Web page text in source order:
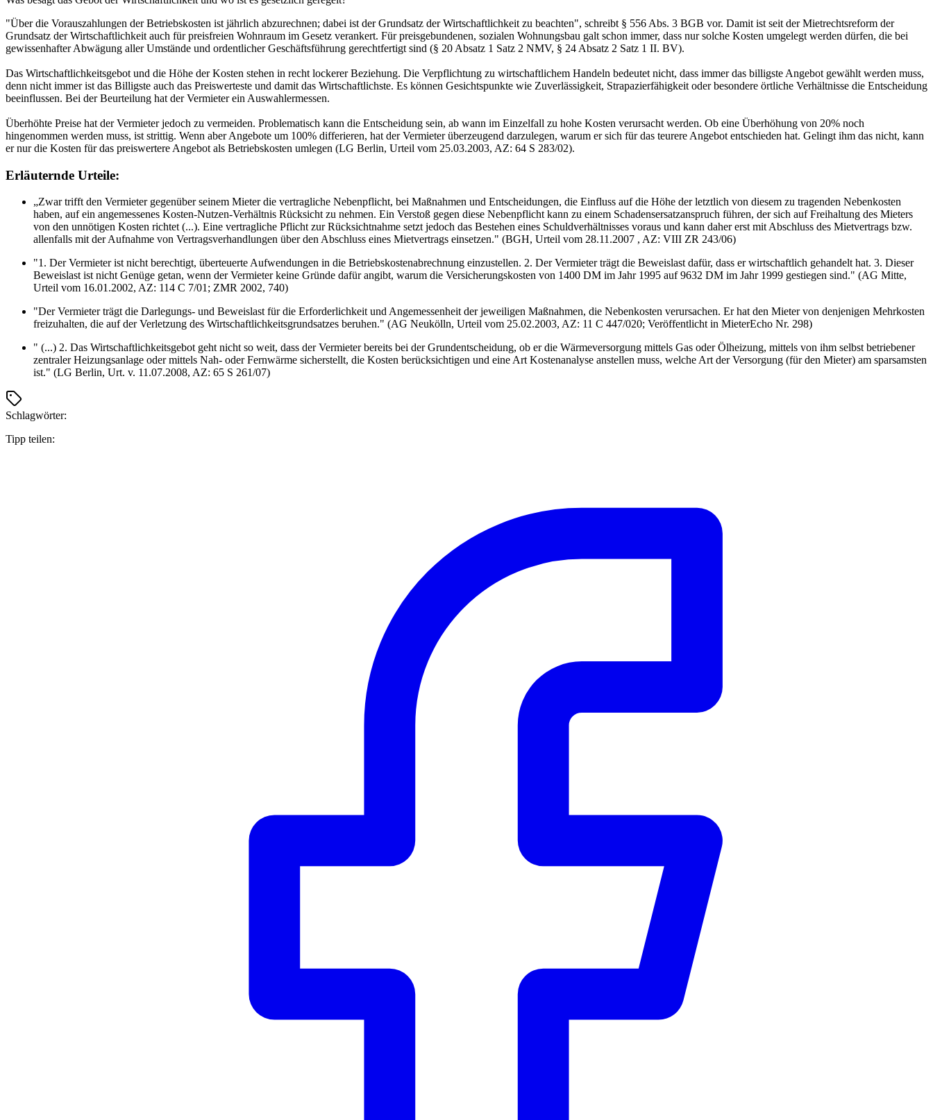
"Über die Vorauszahlungen der Betriebskosten ist jährlich abzurechnen; dabei ist der Grundsatz der Wirtschaftlichkeit zu beachten", schreibt § 556 Abs. 3 BGB vor. Damit ist seit der Mietrechtsreform der
Grundsatz der Wirtschaftlichkeit auch für preisfreien Wohnraum im Gesetz verankert. Für preisgebundenen, sozialen Wohnungsbau galt schon immer, dass nur solche Kosten umgelegt werden dürfen, die bei
gewissenhafter Abwägung aller Umstände und ordentlicher Geschäftsführung gerechtfertigt sind (§ 20 Absatz 1 Satz 2 NMV, § 24 Absatz 2 Satz 1 II. BV).
Das Wirtschaftlichkeitsgebot und die Höhe der Kosten stehen in recht lockerer Beziehung. Die Verpflichtung zu wirtschaftlichem Handeln bedeutet nicht, dass immer das billigste Angebot gewählt werden muss,
denn nicht immer ist das Billigste auch das Preiswerteste und damit das Wirtschaftlichste. Es können Gesichtspunkte wie Zuverlässigkeit, Strapazierfähigkeit oder besondere örtliche Verhältnisse die Entscheidung
beeinflussen. Bei der Beurteilung hat der Vermieter ein Auswahlermessen.
Überhöhte Preise hat der Vermieter jedoch zu vermeiden. Problematisch kann die Entscheidung sein, ab wann im Einzelfall zu hohe Kosten verursacht werden. Ob eine Überhöhung von 20% noch
hingenommen werden muss, ist strittig. Wenn aber Angebote um 100% differieren, hat der Vermieter überzeugend darzulegen, warum er sich für das teurere Angebot entschieden hat. Gelingt ihm das nicht, kann
er nur die Kosten für das preiswertere Angebot als Betriebskosten umlegen (LG Berlin, Urteil vom 25.03.2003, AZ: 64 S 283/02).
Erläuternde Urteile:
„Zwar trifft den Vermieter gegenüber seinem Mieter die vertragliche Nebenpflicht, bei Maßnahmen und Entscheidungen, die Einfluss auf die Höhe der letztlich von diesem zu tragenden Nebenkosten
haben, auf ein angemessenes Kosten-Nutzen-Verhältnis Rücksicht zu nehmen. Ein Verstoß gegen diese Nebenpflicht kann zu einem Schadensersatzanspruch führen, der sich auf Freihaltung des Mieters
von den unnötigen Kosten richtet (...). Eine vertragliche Pflicht zur Rücksichtnahme setzt jedoch das Bestehen eines Schuldverhältnisses voraus und kann daher erst mit Abschluss des Mietvertrags bzw.
allenfalls mit der Aufnahme von Vertragsverhandlungen über den Abschluss eines Mietvertrags einsetzen." (BGH, Urteil vom 28.11.2007 , AZ: VIII ZR 243/06)
"1. Der Vermieter ist nicht berechtigt, überteuerte Aufwendungen in die Betriebskostenabrechnung einzustellen. 2. Der Vermieter trägt die Beweislast dafür, dass er wirtschaftlich gehandelt hat. 3. Dieser
Beweislast ist nicht Genüge getan, wenn der Vermieter keine Gründe dafür angibt, warum die Versicherungskosten von 1400 DM im Jahr 1995 auf 9632 DM im Jahr 1999 gestiegen sind." (AG Mitte,
Urteil vom 16.01.2002, AZ: 114 C 7/01; ZMR 2002, 740)
"Der Vermieter trägt die Darlegungs- und Beweislast für die Erforderlichkeit und Angemessenheit der jeweiligen Maßnahmen, die Nebenkosten verursachen. Er hat den Mieter von denjenigen Mehrkosten
freizuhalten, die auf der Verletzung des Wirtschaftlichkeitsgrundsatzes beruhen." (AG Neukölln, Urteil vom 25.02.2003, AZ: 11 C 447/020; Veröffentlicht in MieterEcho Nr. 298)
" (...) 2. Das Wirtschaftlichkeitsgebot geht nicht so weit, dass der Vermieter bereits bei der Grundentscheidung, ob er die Wärmeversorgung mittels Gas oder Ölheizung, mittels von ihm selbst betriebener
zentraler Heizungsanlage oder mittels Nah- oder Fernwärme sicherstellt, die Kosten berücksichtigen und eine Art Kostenanalyse anstellen muss, welche Art der Versorgung (für den Mieter) am sparsamsten
ist." (LG Berlin, Urt. v. 11.07.2008, AZ: 65 S 261/07)
Schlagwörter:
Tipp teilen: